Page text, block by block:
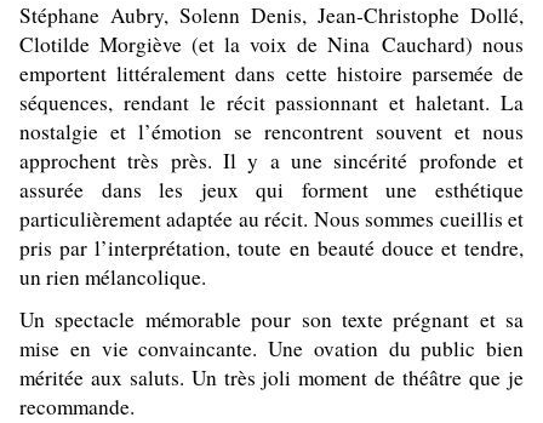
Stéphane Aubry, Solenn Denis, Jean-Christophe Dollé,
Clotilde Morgiève (et la voix de Nina Cauchard) nous
emportent littéralement dans cette histoire parsemée de
séquences, rendant le récit passionnant et haletant. La
nostalgie et l’émotion se rencontrent souvent et nous
approchent très près. Il y a une sincérité profonde et
assurée dans les jeux qui forment une esthétique
particulièrement adaptée au récit. Nous sommes cueillis et
pris par l’interprétation, toute en beauté douce et tendre,
un rien mélancolique.
Un spectacle mémorable pour son texte prégnant et sa
mise en vie convaincante. Une ovation du public bien
méritée aux saluts. Un très joli moment de théâtre que je
recommande.